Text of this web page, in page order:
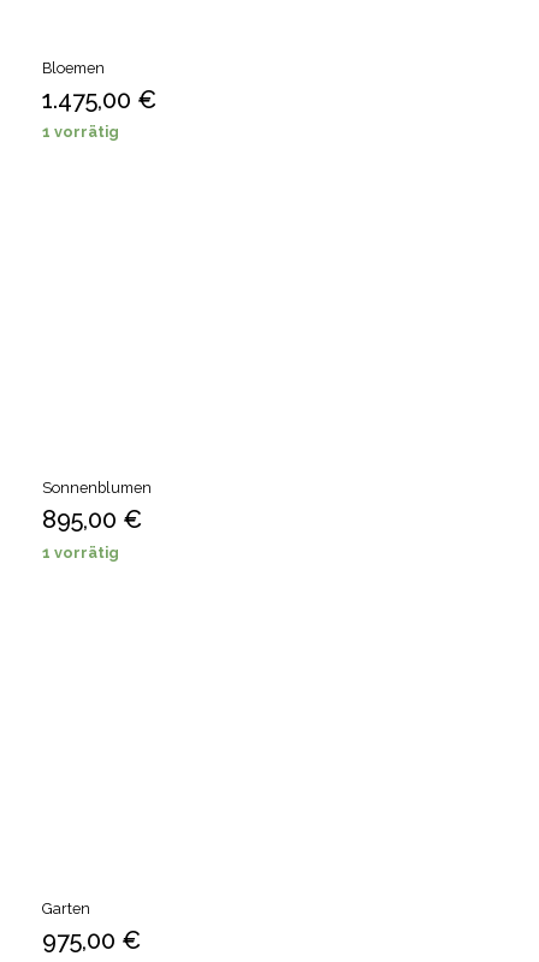
Bloemen
1.475,00 €
1 vorrätig
Sonnenblumen
895,00 €
1 vorrätig
Garten
975,00 €